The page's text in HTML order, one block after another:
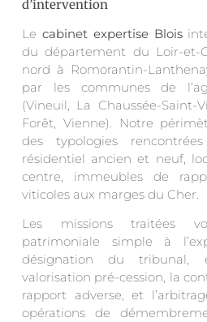
d’intervention
Le cabinet expertise Blois
du département du Loir-et-
nord à Romorantin-
par les communes de
(Vineuil, La Chaussée-Saint-
Forêt, Vienne). Notre
des typologies
résidentiel ancien et neuf,
centre, immeubles de
viticoles aux marges du Cher.
Les missions traitées
patrimoniale simple à
désignation du
valorisation pré-cession, la
rapport adverse, et
opérations de